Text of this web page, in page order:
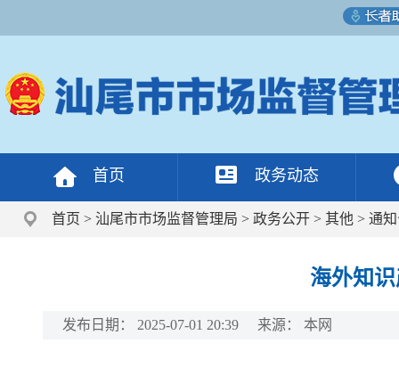
首页 政务动态
首页 > 汕尾市市场监督管理局 > 政务公开 > 其他 > 通
海外知
发布日期： 2025-07-01 20:39 来源： 本网